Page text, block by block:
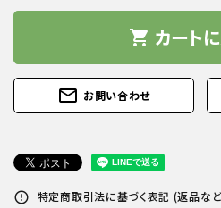
shopping_cart カート
mail_outline お問い合わせ
error_outline 特定商取引法に基づく表記 (返品な